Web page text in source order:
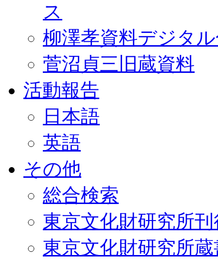
ス
柳澤孝資料デジタ
菅沼貞三旧蔵資料
活動報告
日本語
英語
その他
総合検索
東京文化財研究所
東京文化財研究所